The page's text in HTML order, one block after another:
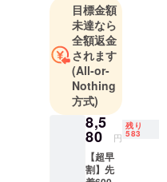
特商法表記
事業者の名
称:株式会社
ベルクレー
通信販売に
関する業務
の責任者：
目標金額
未達なら
全額返金
されます
(All-or-
Nothing
方式)
8,5
80 円
残り
583
【超早
割】先